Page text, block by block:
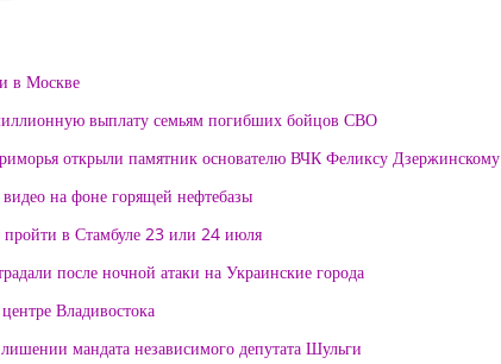
в Москве
выплату семьям погибших бойцов СВО
открыли памятник основателю ВЧК Феликсу Дзержинскому
на фоне горящей нефтебазы
в Стамбуле 23 или 24 июля
после ночной атаки на Украинские города
Владивостока
мандата независимого депутата Шульги